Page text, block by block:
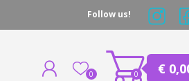
Follow us!
0 €
0